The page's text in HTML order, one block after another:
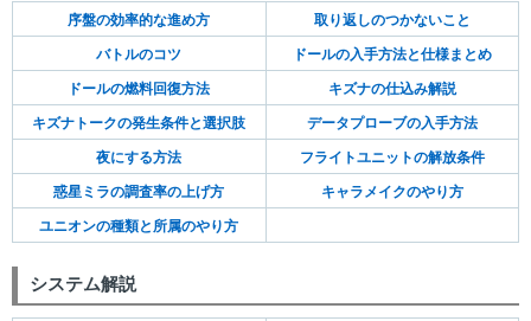
序盤の効率的な進め方 取り返しのつかないこと
バトルのコツ ドールの入手方法と仕様まとめ
ドールの燃料回復方法 キズナの仕込み解説
キズナトークの発生条件と選択肢 データプローブの入手方法
夜にする方法 フライトユニットの解放条件
惑星ミラの調査率の上げ方 キャラメイクのやり方
ユニオンの種類と所属のやり方
システム解説